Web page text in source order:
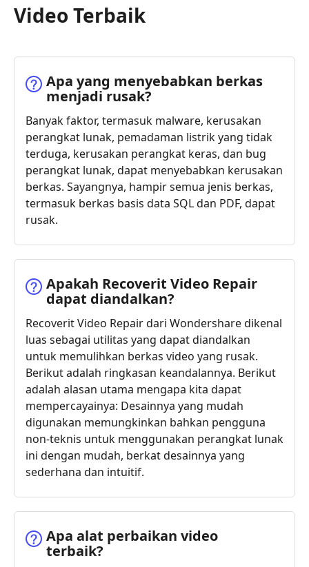
Video Terbaik
Apa yang menyebabkan berkas
menjadi rusak?
Banyak faktor, termasuk malware, kerusakan
perangkat lunak, pemadaman listrik yang tidak
terduga, kerusakan perangkat keras, dan bug
perangkat lunak, dapat menyebabkan kerusakan
berkas. Sayangnya, hampir semua jenis berkas,
termasuk berkas basis data SQL dan PDF, dapat
rusak.
Apakah Recoverit Video Repair
dapat diandalkan?
Recoverit Video Repair dari Wondershare dikenal
luas sebagai utilitas yang dapat diandalkan
untuk memulihkan berkas video yang rusak.
Berikut adalah ringkasan keandalannya. Berikut
adalah alasan utama mengapa kita dapat
mempercayainya: Desainnya yang mudah
digunakan memungkinkan bahkan pengguna
non-teknis untuk menggunakan perangkat lunak
ini dengan mudah, berkat desainnya yang
sederhana dan intuitif.
Apa alat perbaikan video
terbaik?